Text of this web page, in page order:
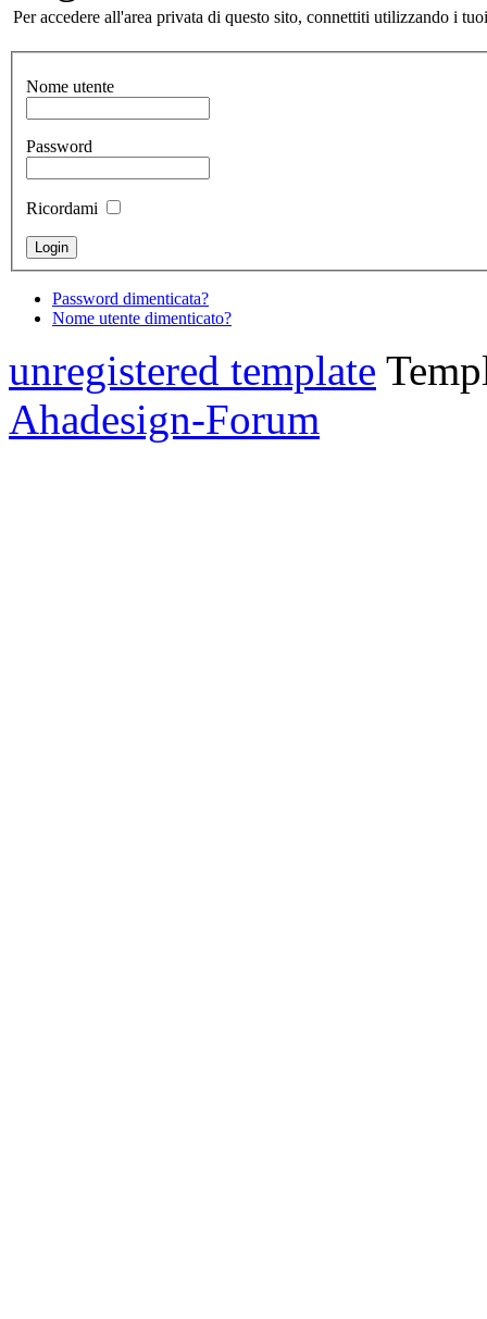
Per accedere all'area privata di questo sito, connettiti utilizzando i
Nome utente
Password
Ricordami
Password dimenticata?
Nome utente dimenticato?
unregistered template
Ahadesign-Forum